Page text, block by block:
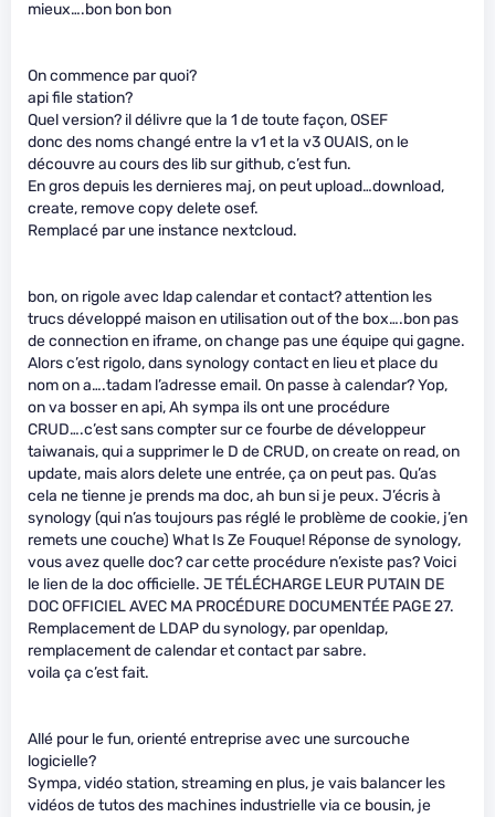
mieux….bon bon bon
On commence par quoi?
api file station?
Quel version? il délivre que la 1 de toute façon, OSEF
donc des noms changé entre la v1 et la v3 OUAIS, on le
découvre au cours des lib sur github, c’est fun.
En gros depuis les dernieres maj, on peut upload…download,
create, remove copy delete osef.
Remplacé par une instance nextcloud.
bon, on rigole avec ldap calendar et contact? attention les
trucs développé maison en utilisation out of the box….bon pas
de connection en iframe, on change pas une équipe qui gagne.
Alors c’est rigolo, dans synology contact en lieu et place du
nom on a….tadam l’adresse email. On passe à calendar? Yop,
on va bosser en api, Ah sympa ils ont une procédure
CRUD….c’est sans compter sur ce fourbe de développeur
taiwanais, qui a supprimer le D de CRUD, on create on read, on
update, mais alors delete une entrée, ça on peut pas. Qu’as
cela ne tienne je prends ma doc, ah bun si je peux. J’écris à
synology (qui n’as toujours pas réglé le problème de cookie, j’en
remets une couche) What Is Ze Fouque! Réponse de synology,
vous avez quelle doc? car cette procédure n’existe pas? Voici
le lien de la doc officielle. JE TÉLÉCHARGE LEUR PUTAIN DE
DOC OFFICIEL AVEC MA PROCÉDURE DOCUMENTÉE PAGE 27.
Remplacement de LDAP du synology, par openldap,
remplacement de calendar et contact par sabre.
voila ça c’est fait.
Allé pour le fun, orienté entreprise avec une surcouche
logicielle?
Sympa, vidéo station, streaming en plus, je vais balancer les
vidéos de tutos des machines industrielle via ce bousin, je